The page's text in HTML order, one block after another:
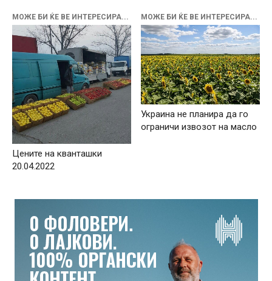
МОЖЕ БИ ЌЕ ВЕ ИНТЕРЕСИРА...
Цените на кванташки
20.04.2022
МОЖЕ БИ ЌЕ ВЕ ИНТЕРЕСИРА...
Украина не планира да го
ограничи извозот на масло